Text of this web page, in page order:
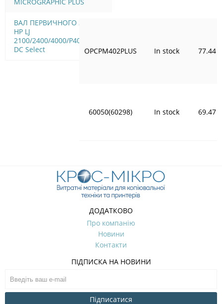
ВАЛ ПЕРВИЧНОГО ЗАРЯДА
HP LJ
2100/2400/4000/P4015/4515
DC Select
OPCPM402PLUS In stock 77.44
60050(60298) In stock 69.47
ДОДАТКОВО
Про компанію
Новини
Контакти
ПІДПИСКА НА НОВИНИ
Підписатися